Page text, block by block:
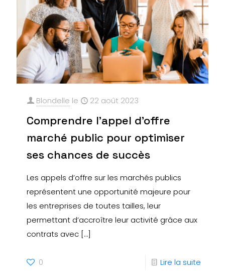
Blondelle le 22 août 2023
Comprendre l’appel d’offre
marché public pour optimiser
ses chances de succès
Les appels d’offre sur les marchés publics
représentent une opportunité majeure pour
les entreprises de toutes tailles, leur
permettant d’accroître leur activité grâce aux
contrats avec […]
0 Lire la suite